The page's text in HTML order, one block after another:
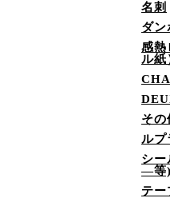
名刺
ダン
感熱
ル紙
その
ルプ
シー
―等)
テー